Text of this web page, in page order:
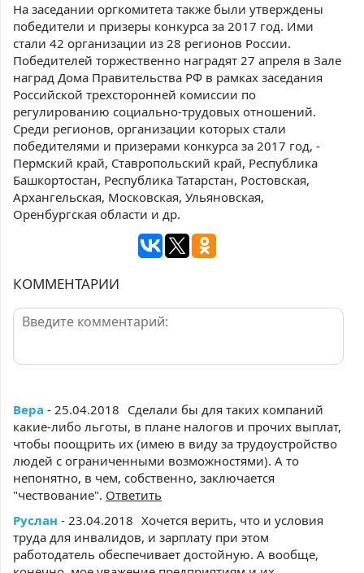
На заседании оргкомитета также были утверждены
победители и призеры конкурса за 2017 год. Ими
стали 42 организации из 28 регионов России.
Победителей торжественно наградят 27 апреля в Зале
наград Дома Правительства РФ в рамках заседания
Российской трехсторонней комиссии по
регулированию социально-трудовых отношений.
Среди регионов, организации которых стали
победителями и призерами конкурса за 2017 год, -
Пермский край, Ставропольский край, Республика
Башкортостан, Республика Татарстан, Ростовская,
Архангельская, Московская, Ульяновская,
Оренбургская области и др.
КОММЕНТАРИИ
Вера - 25.04.2018 Сделали бы для таких компаний
какие-либо льготы, в плане налогов и прочих выплат,
чтобы поощрить их (имею в виду за трудоустройство
людей с ограниченными возможностями). А то
непонятно, в чем, собственно, заключается
"чествование". Ответить
Руслан - 23.04.2018 Хочется верить, что и условия
труда для инвалидов, и зарплату при этом
работодатель обеспечивает достойную. А вообще,